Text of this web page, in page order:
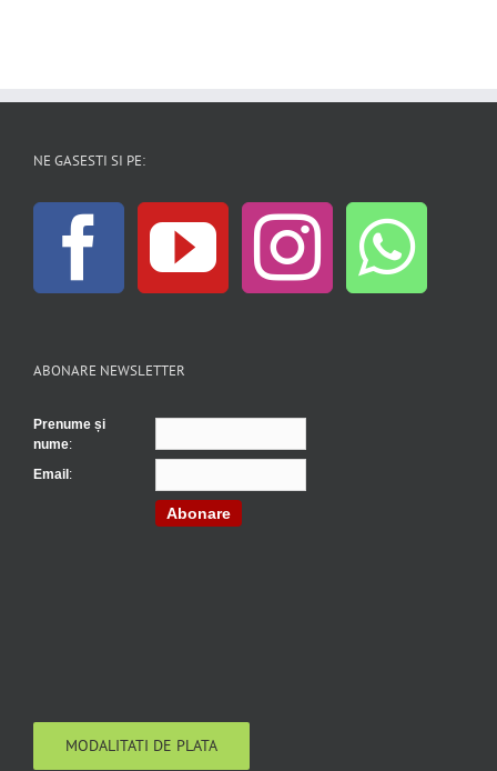
NE GASESTI SI PE:
ABONARE NEWSLETTER
Prenume și
nume:
Email :
Abonare
MODALITATI DE PLATA